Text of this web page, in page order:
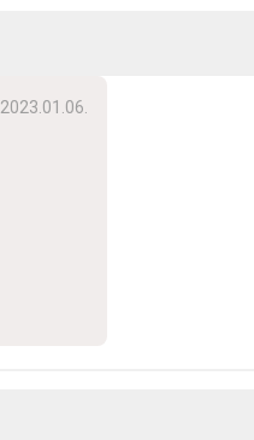
2023.01.06.